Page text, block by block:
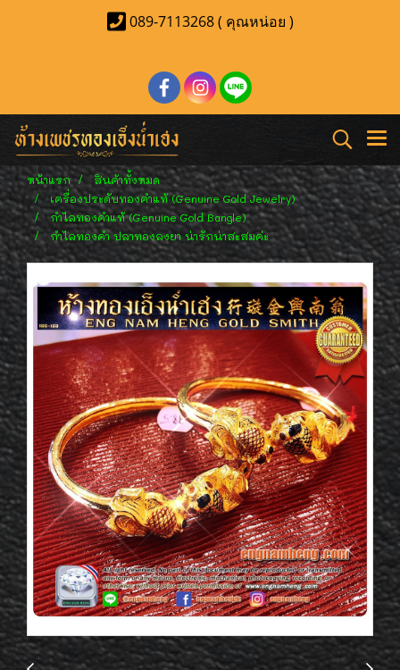
089-7113268 ( คุณหน่อย )
หน้าแรก
สินค้าทั้งหมด
เครื่องประดับทองคำแท้ (Genuine Gold Jewelry)
กำไลทองคำแท้ (Genuine Gold Bangle)
กำไลทองคำ ปลาทองลงยา น่ารักน่าสะสมค่ะ